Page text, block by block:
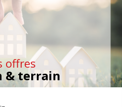
offres
& terrain